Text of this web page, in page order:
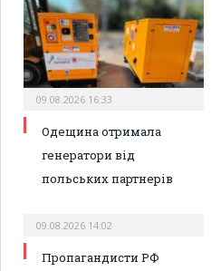
09.08.2026 16:33
Одещина отримала
генератори від
польських партнерів
09.08.2026 14:02
Пропагандисти РФ